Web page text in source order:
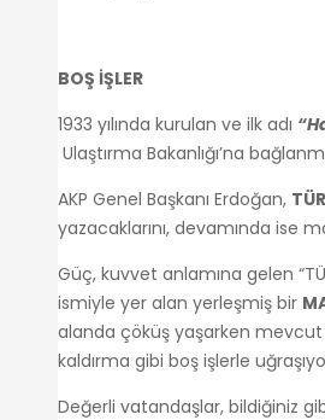
BOŞ İŞLER
1933 yılında kurulan ve ilk adı
Ulaştırma Bakanlığı’na
AKP Genel Başkanı Erdoğan,
yazacaklarını, devamında ise
Güç, kuvvet anlamına gelen
ismiyle yer alan yerleşmiş bir
alanda çöküş yaşarken mevcut
kaldırma gibi boş işlerle
Değerli vatandaşlar, bildiğiniz